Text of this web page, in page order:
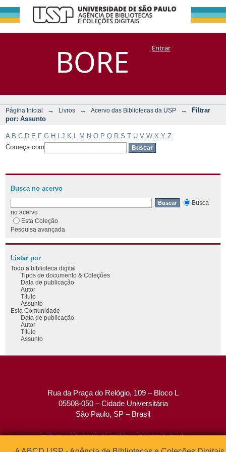
BORE
Filtrar por:
Assunto
DSpace/Manakin + CoriscoEntrar
Página Inicial → Livros → Acervo das Bibliotecas da USP →
Filtrar
por: Assunto
A B C D E F G H J K M N O P Q R S T U V W X Y Z
Começa com
Busca no acervo
Busca
no acervo
Esta Coleção
Pesquisa avançada
Listar por
Todo a biblioteca digital
Tipos de documento & Coleções
Data de publicação
Autor
Título
Assunto
Esta Comunidade
Data de publicação
Autor
Título
Assunto
Rua da Praça do Relógio, 109 – Bloco L
05508-050 – Cidade Universitária
São Paulo, SP – Brasil
Tel: (0xx11) 3091-4195 / (0xx11) 3091-1541
Fax: (0xx11) 3091-1567